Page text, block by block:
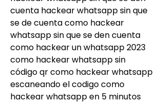
cuenta hackear whatsapp sin que
se de cuenta como hackear
whatsapp sin que se den cuenta
como hackear un whatsapp 2023
como hackear whatsapp sin
código qr como hackear whatsapp
escaneando el codigo como
hackear whatsapp en 5 minutos